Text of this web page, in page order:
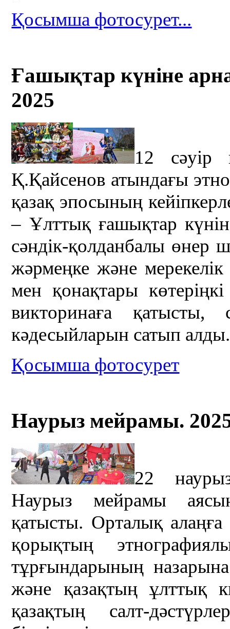
Қосымша фотосурет...
Ғашықтар күніне
2025
12 сәуір
Қ.Қайсенов атындағы
қазақ эпосының
– Ұлттық ғашықтар
сәндік-қолданбалы өнер
жәрмеңке және
мен қонақтары
викторинаға қатысты,
кәдесыйларын сатып алды.
Қосымша фотосурет
Наурыз мейрамы.
22
Наурыз мейрамы
қатысты. Орталық алаңға
қорықтың
тұрғындарының
және қазақтың ұлттық
қазақтың салт-